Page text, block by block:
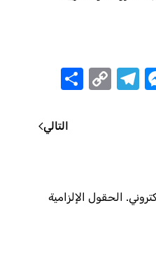
Messenger
Telegram
Copy
التالي
الحقول الإلزامية